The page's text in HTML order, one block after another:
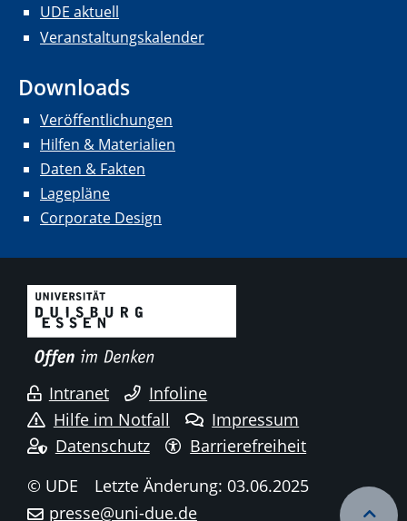
UDE aktuell
Veranstaltungskalender
Downloads
Veröffentlichungen
Hilfen & Materialien
Daten & Fakten
Lagepläne
Corporate Design
Intranet
Infoline
Hilfe im Notfall
Impressum
Datenschutz
Barrierefreiheit
© UDE
Letzte Änderung: 03.06.2025
presse@uni-due.de